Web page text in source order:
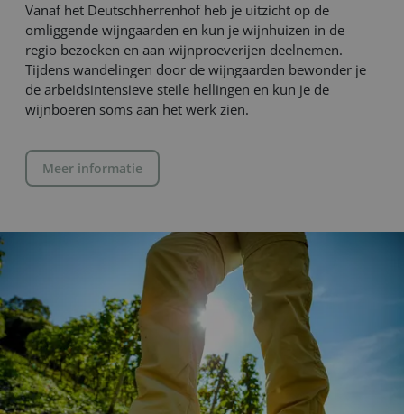
Vanaf het Deutschherrenhof heb je uitzicht op de
omliggende wijngaarden en kun je wijnhuizen in de
regio bezoeken en aan wijnproeverijen deelnemen.
Tijdens wandelingen door de wijngaarden bewonder je
de arbeidsintensieve steile hellingen en kun je de
wijnboeren soms aan het werk zien.
Meer informatie